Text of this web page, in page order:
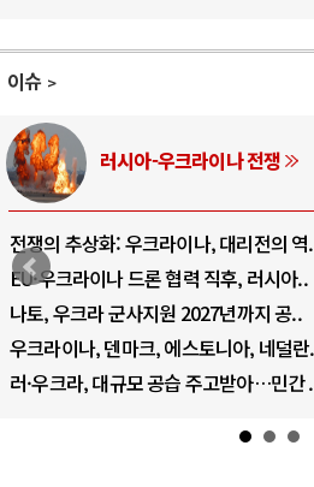
이슈
러시아-우크라이나 전쟁
전쟁의 추상화: 우크라이나, 대리전의
EU·우크라이나 드론 협력 직후, 러시아..
나토, 우크라 군사지원 2027년까지 공..
우크라이나, 덴마크, 에스토니아, 네덜
러·우크라, 대규모 공습 주고받아…민간